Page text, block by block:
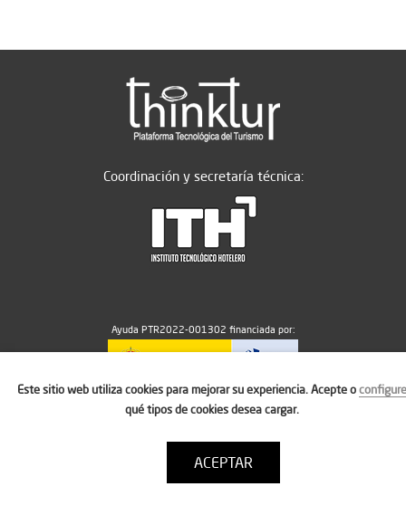
Coordinación y secretaría técnica:
Ayuda PTR2022-001302 financiada por:
MICIU/AEI/10.13039/501100011033
Política de cookies
Condiciones de uso
Este sitio web utiliza cookies para mejorar su experiencia. Acepte oconfigure
qué tipos de cookies desea cargar.
ACEPTAR